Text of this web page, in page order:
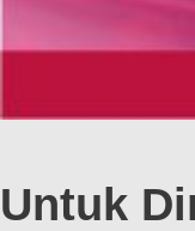
Untuk